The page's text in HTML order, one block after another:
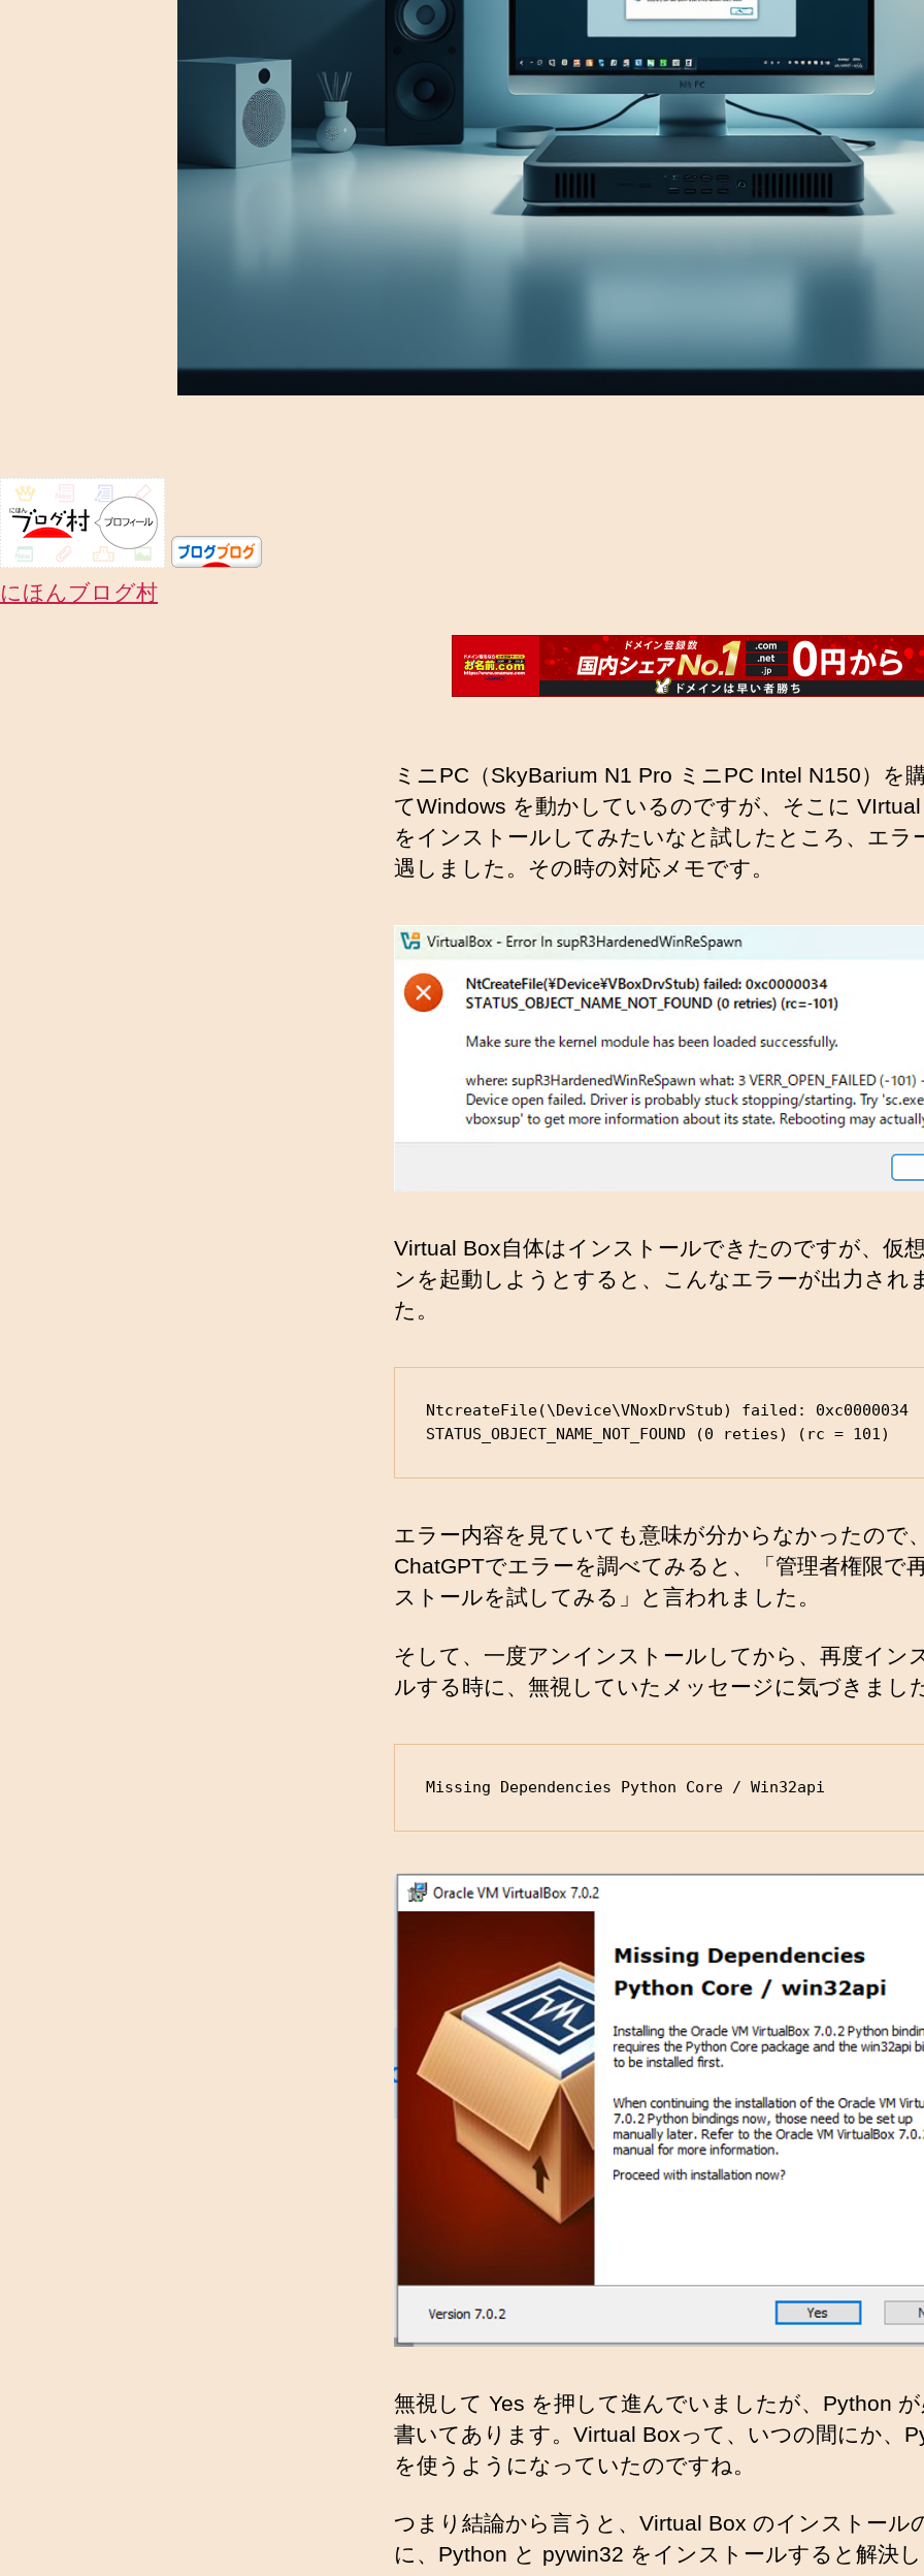
にほんブログ村
ミニPC（SkyBarium N1 Pro ミニPC Intel N150）を
てWindows を動かしているのですが、そこに
をインストールしてみたいなと試したところ、エラ
遇しました。その時の対応メモです。
Virtual Box自体はインストールできたのですが、仮
ンを起動しようとすると、こんなエラーが出力され
た。
NtcreateFile(\Device\VNoxDrvStub) failed: 0xc0000034
STATUS_OBJECT_NAME_NOT_FOUND (0 reties) (rc = 101)
エラー内容を見ていても意味が分からなかったので、
ChatGPTでエラーを調べてみると、「管理者権限で
ストールを試してみる」と言われました。
そして、一度アンインストールしてから、再度イン
ルする時に、無視していたメッセージに気づきまし
Missing Dependencies Python Core / Win32api
無視して Yes を押して進んでいましたが、Python が
書いてあります。Virtual Boxって、いつの間にか、
を使うようになっていたのですね。
つまり結論から言うと、Virtual Box のインストール
に、Python と pywin32 をインストールすると解決し